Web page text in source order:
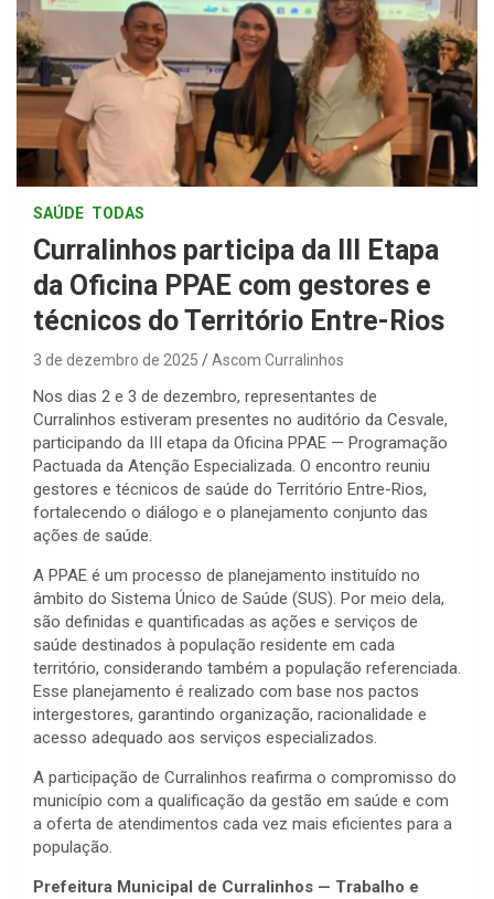
SAÚDE TODAS
Curralinhos participa da III Etapa
da Oficina PPAE com gestores e
técnicos do Território Entre-Rios
3 de dezembro de 2025 Ascom Curralinhos
Nos dias 2 e 3 de dezembro, representantes de
Curralinhos estiveram presentes no auditório da Cesvale,
participando da III etapa da Oficina PPAE — Programação
Pactuada da Atenção Especializada. O encontro reuniu
gestores e técnicos de saúde do Território Entre-Rios,
fortalecendo o diálogo e o planejamento conjunto das
ações de saúde.
A PPAE é um processo de planejamento instituído no
âmbito do Sistema Único de Saúde (SUS). Por meio dela,
são definidas e quantificadas as ações e serviços de
saúde destinados à população residente em cada
território, considerando também a população referenciada.
Esse planejamento é realizado com base nos pactos
intergestores, garantindo organização, racionalidade e
acesso adequado aos serviços especializados.
A participação de Curralinhos reafirma o compromisso do
município com a qualificação da gestão em saúde e com
a oferta de atendimentos cada vez mais eficientes para a
população.
Prefeitura Municipal de Curralinhos — Trabalho e